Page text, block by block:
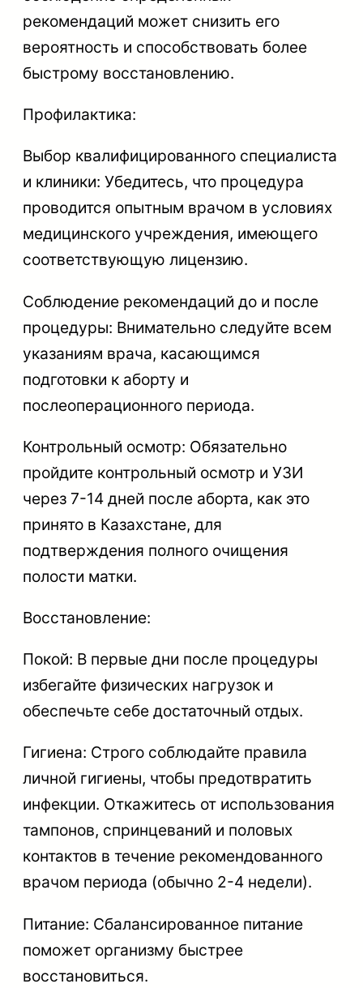
рекомендаций может снизить его
вероятность и способствовать более
быстрому восстановлению.
Профилактика:
Выбор квалифицированного специалиста
и клиники: Убедитесь, что процедура
проводится опытным врачом в условиях
медицинского учреждения, имеющего
соответствующую лицензию.
Соблюдение рекомендаций до и после
процедуры: Внимательно следуйте всем
указаниям врача, касающимся
подготовки к аборту и
послеоперационного периода.
Контрольный осмотр: Обязательно
пройдите контрольный осмотр и УЗИ
через 7-14 дней после аборта, как это
принято в Казахстане, для
подтверждения полного очищения
полости матки.
Восстановление:
Покой: В первые дни после процедуры
избегайте физических нагрузок и
обеспечьте себе достаточный отдых.
Гигиена: Строго соблюдайте правила
личной гигиены, чтобы предотвратить
инфекции. Откажитесь от использования
тампонов, спринцеваний и половых
контактов в течение рекомендованного
врачом периода (обычно 2-4 недели).
Питание: Сбалансированное питание
поможет организму быстрее
восстановиться.